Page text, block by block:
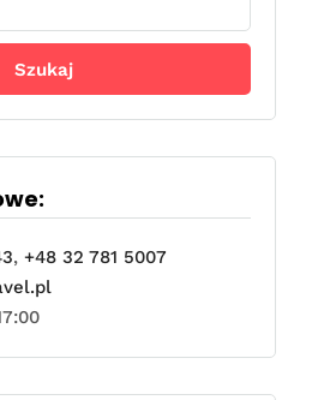
, +48 32 781 5007